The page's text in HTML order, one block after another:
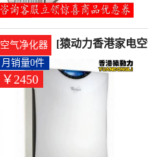
空气净化器 [猿动力香港家电
￥2450
月销量0件